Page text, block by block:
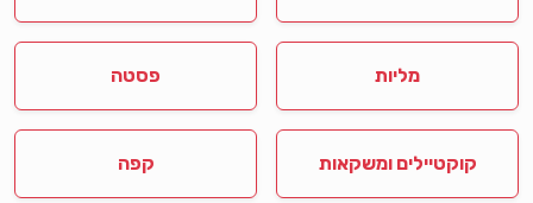
מליות פסטה
קוקטיילים ומשקאות קפה